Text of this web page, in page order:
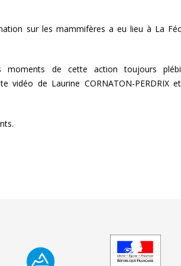
sur les mammifères a eu lieu à La
moments de cette action toujours
vidéo de Laurine CORNATON-PERDRIX